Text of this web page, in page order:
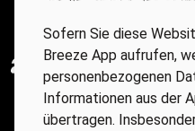
Sofern Sie diese
Breeze App aufrufen,
personenbezogenen
Informationen aus der
übertragen.